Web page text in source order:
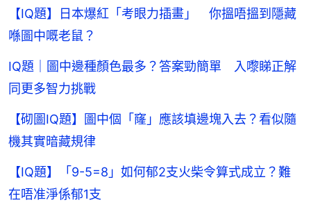
【IQ題】日本爆紅「考眼力插畫」 你搵唔搵到隱藏
喺圖中嘅老鼠？
IQ題｜圖中邊種顏色最多？答案勁簡單 入嚟睇正解
同更多智力挑戰
【砌圖IQ題】圖中個「窿」應該填邊塊入去？看似隨
機其實暗藏規律
【IQ題】「9-5=8」如何郁2支火柴令算式成立？難
在唔准淨係郁1支